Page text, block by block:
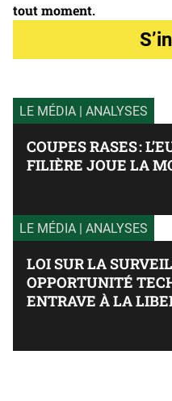
tout moment.
LE MÉDIA | ANALYSES
COUPES RASES :
FILIÈRE JOUE LA
LE MÉDIA | ANALYSES
LOI SUR LA
OPPORTUNITÉ
ENTRAVE À LA